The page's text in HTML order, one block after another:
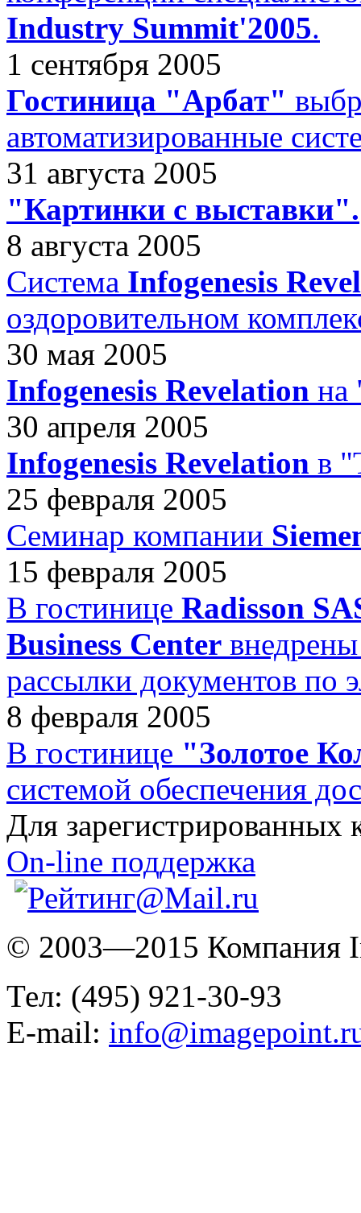
Industry Summit'2005.
1 сентября 2005
Гостиница "Арбат"
автоматизированные
31 августа 2005
"Картинки с выставки".
8 августа 2005
Система Infogenesis
оздоровительном
30 мая 2005
Infogenesis Revelation на
30 апреля 2005
Infogenesis Revelation в
25 февраля 2005
Семинар компании
15 февраля 2005
В гостинице Radisson
Business Center
рассылки документов по
8 февраля 2005
В гостинице "Золотое
системой обеспечения
Для зарегистрированных
On-line поддержка
© 2003—2015 Компания
Тел: (495) 921-30-93
E-mail: